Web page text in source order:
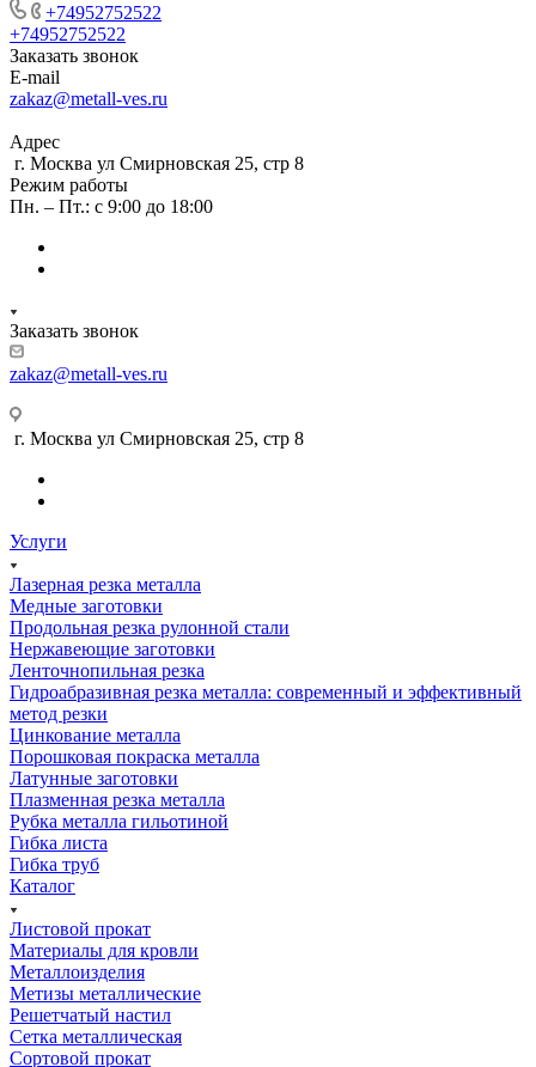
+74952752522
+74952752522
Заказать звонок
E-mail
zakaz@metall-ves.ru
Адрес
г. Москва ул Смирновская 25, стр 8
Режим работы
Пн. – Пт.: с 9:00 до 18:00
Заказать звонок
zakaz@metall-ves.ru
г. Москва ул Смирновская 25, стр 8
Услуги
Лазерная резка металла
Медные заготовки
Продольная резка рулонной стали
Нержавеющие заготовки
Ленточнопильная резка
Гидроабразивная резка металла: современный и эффективный
метод резки
Цинкование металла
Порошковая покраска металла
Латунные заготовки
Плазменная резка металла
Рубка металла гильотиной
Гибка листа
Гибка труб
Каталог
Листовой прокат
Материалы для кровли
Металлоизделия
Метизы металлические
Решетчатый настил
Сетка металлическая
Сортовой прокат